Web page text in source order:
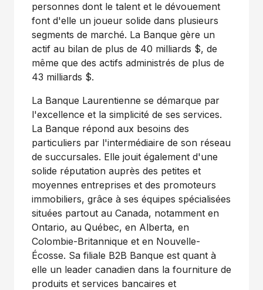
personnes dont le talent et le dévouement
font d'elle un joueur solide dans plusieurs
segments de marché. La Banque gère un
actif au bilan de plus de 40 milliards $, de
même que des actifs administrés de plus de
43 milliards $.
La Banque Laurentienne se démarque par
l'excellence et la simplicité de ses services.
La Banque répond aux besoins des
particuliers par l'intermédiaire de son réseau
de succursales. Elle jouit également d'une
solide réputation auprès des petites et
moyennes entreprises et des promoteurs
immobiliers, grâce à ses équipes spécialisées
situées partout au Canada, notamment en
Ontario, au Québec, en Alberta, en
Colombie-Britannique et en Nouvelle-
Écosse. Sa filiale B2B Banque est quant à
elle un leader canadien dans la fourniture de
produits et services bancaires et